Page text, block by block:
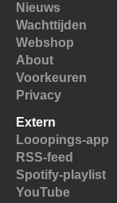
Nieuws
Wachttijden
Webshop
About
Voorkeuren
Privacy
Extern
Looopings-app
RSS-feed
Spotify-playlist
YouTube